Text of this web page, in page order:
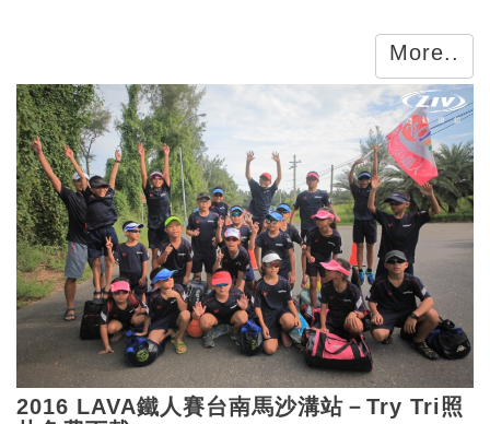
More..
2016 LAVA鐵人賽台南馬沙溝站－Try Tri照